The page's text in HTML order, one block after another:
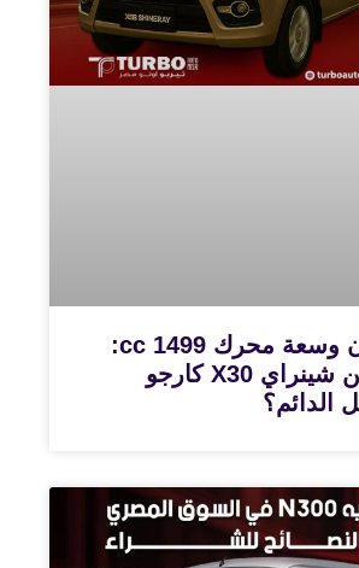
108 حصان وسعة محرك 1499 cc:
كيف تضمن شينراي X30 كارجو
الدائم؟